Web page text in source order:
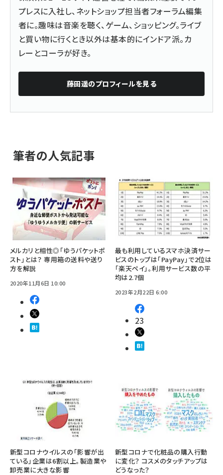
プレスに入社し、ネットショップ担当者フォーラム編集
者に。趣味は音楽を聴く、ゲーム、ショッピング。ライブ
と買い物に行くとき以外は基本的にインドア派。カ
レーとコーラが好き。
藤田遥のプロフィールを見る
筆者の人気記事
メルカリと相性◎「ゆうパケットポ
スト」とは？ 専用箱の送料や送り
方を解説
2020年11月6日 10:00
最も利用しているスマホ決済サー
ビスのトップは「PayPay」で2位は
「楽天ペイ」。利用サービス数の平
均は2.7個
2023年2月22日 6:00
23
新型コロナウイルスの「影響が出
ている」企業は6割以上。製造業や
卸売業に大きな影響
新型コロナで化粧品の購入行動
に変化？ コスメのタッチアップは
どうなった？